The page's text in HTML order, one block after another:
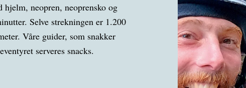
neopren, neoprensko og
Selve strekningen er 1.200
Våre guider, som snakker
serveres snacks.